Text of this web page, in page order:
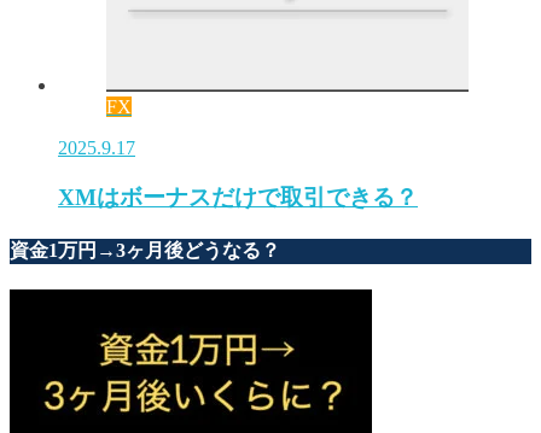
FX
2025.9.17
XMはボーナスだけで取引できる？
資金1万円→3ヶ月後どうなる？